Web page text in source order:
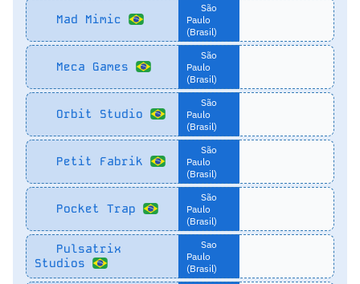
Mad Mimic
São
Paulo
(Brasil)
Meca Games
São
Paulo
(Brasil)
Orbit Studio
São
Paulo
(Brasil)
Petit Fabrik
São
Paulo
(Brasil)
Pocket Trap
São
Paulo
(Brasil)
Pulsatrix
Studios
Sao
Paulo
(Brasil)